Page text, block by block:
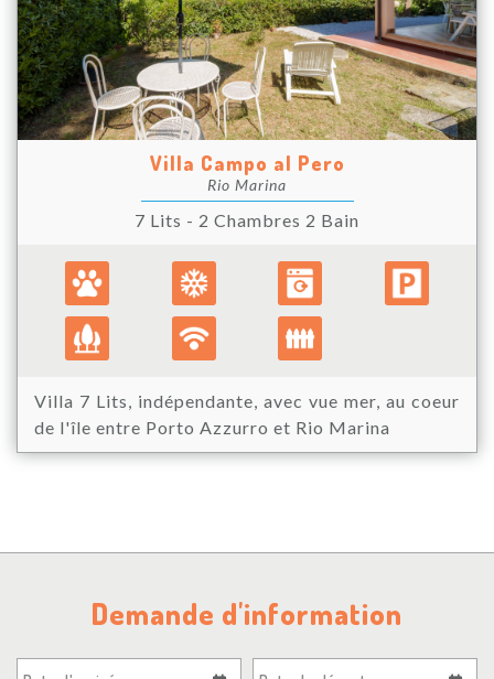
Villa Campo al Pero
Rio Marina
7 Lits - 2 Chambres 2 Bain
Villa 7 Lits, indépendante, avec vue mer, au coeur
de l'île entre Porto Azzurro et Rio Marina
Demande d'information